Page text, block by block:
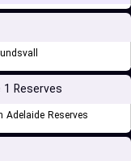
Reserves
Adelaide Reserves